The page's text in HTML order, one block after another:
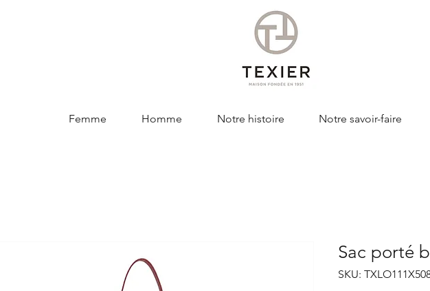
Femme Homme Notre histoire Notre savoir-faire
Sac porté
SKU: